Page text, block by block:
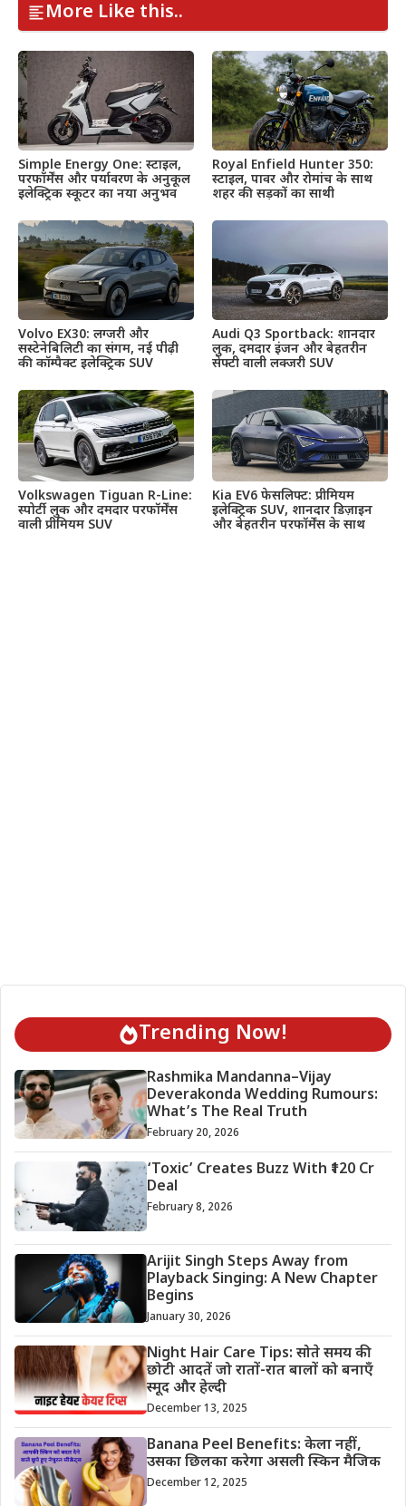
More Like this..
Simple Energy One: स्टाइल,
परफॉर्मेंस और पर्यावरण के अनुकूल
इलेक्ट्रिक स्कूटर का नया अनुभव
Royal Enfield Hunter 350:
स्टाइल, पावर और रोमांच के साथ
शहर की सड़कों का साथी
Volvo EX30: लग्जरी और
सस्टेनेबिलिटी का संगम, नई पीढ़ी
की कॉम्पैक्ट इलेक्ट्रिक SUV
Audi Q3 Sportback: शानदार
लुक, दमदार इंजन और बेहतरीन
सेफ्टी वाली लक्जरी SUV
Volkswagen Tiguan R-Line:
स्पोर्टी लुक और दमदार परफॉर्मेंस
वाली प्रीमियम SUV
Kia EV6 फेसलिफ्ट: प्रीमियम
इलेक्ट्रिक SUV, शानदार डिज़ाइन
और बेहतरीन परफॉर्मेंस के साथ
Trending Now!
Rashmika Mandanna–Vijay
Deverakonda Wedding Rumours:
What’s The Real Truth
February 20, 2026
‘Toxic’ Creates Buzz With ₹120 Cr
Deal
February 8, 2026
Arijit Singh Steps Away from
Playback Singing: A New Chapter
Begins
January 30, 2026
Night Hair Care Tips: सोते समय की
छोटी आदतें जो रातों-रात बालों को बनाएँ
स्मूद और हेल्दी
December 13, 2025
Banana Peel Benefits: केला नहीं,
उसका छिलका करेगा असली स्किन मैजिक
December 12, 2025